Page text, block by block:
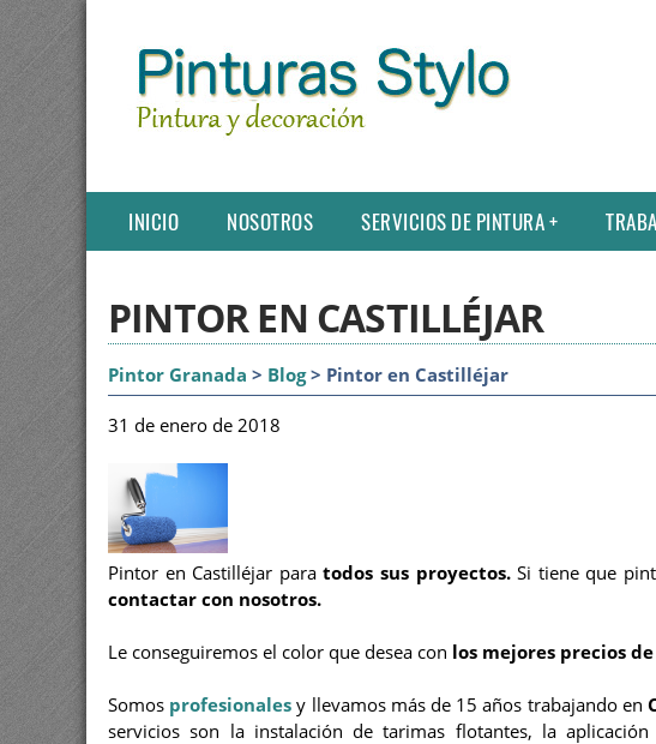
INICIO NOSOTROS SERVICIOS DE PINTURA
PINTOR EN CASTILLÉJAR
Pintor Granada > Blog> Pintor en Castilléjar
31 de enero de 2018
Pintor en Castilléjar paratodos sus proyectos.Si tiene que
contactar con nosotros.
Le conseguiremos el color que desea con los mejores precios
Somos profesionales y llevamos más de 15 años trabajando en
servicios son la instalación de tarimas flotantes, la